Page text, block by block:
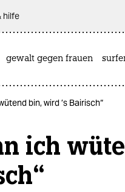
hilfe
gewalt gegen frauen
bin, wird ’s Bairisch“
ich